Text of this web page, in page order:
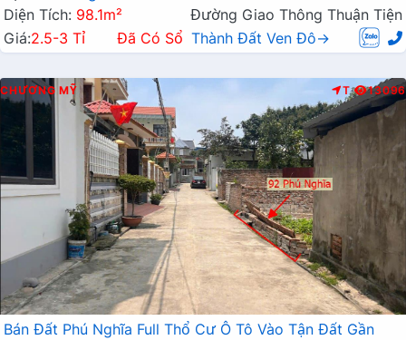
Diện Tích: 98.1m²
Đường Giao Thông Thuận Tiện
Giá:2.5-3 Tỉ Đã Có Sổ Thành Đất Ven Đô→
CHƯƠNG MỸ T 13096
Bán Đất Phú Nghĩa Full Thổ Cư Ô Tô Vào Tận Đất Gần